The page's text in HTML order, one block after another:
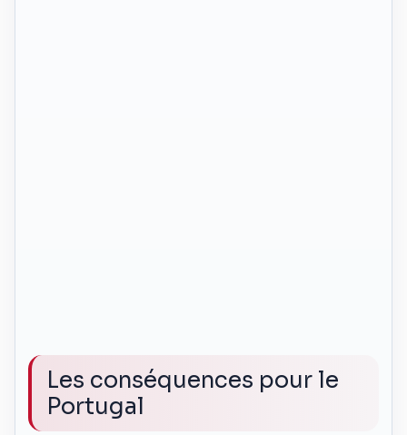
Les conséquences pour le
Portugal